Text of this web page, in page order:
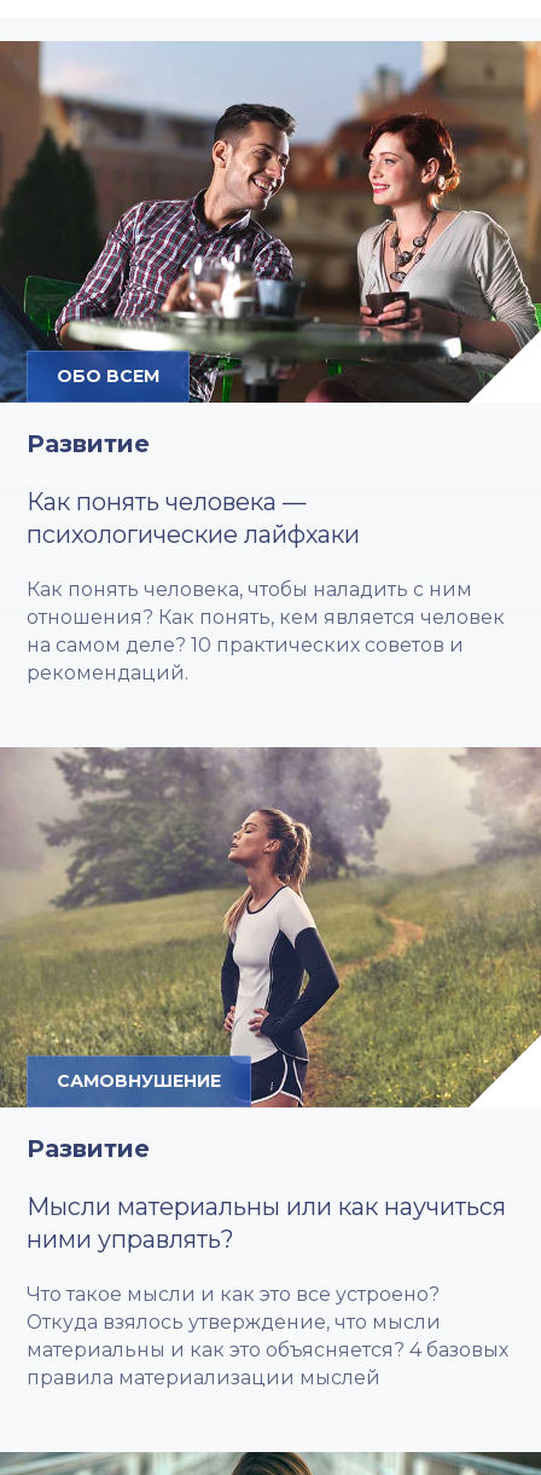
ОБО ВСЕМ
Развитие
Как понять человека —
психологические лайфхаки
Как понять человека, чтобы наладить с ним
отношения? Как понять, кем является человек
на самом деле? 10 практических советов и
рекомендаций.
САМОВНУШЕНИЕ
Развитие
Мысли материальны или как научиться
ними управлять?
Что такое мысли и как это все устроено?
Откуда взялось утверждение, что мысли
материальны и как это объясняется? 4 базовых
правила материализации мыслей